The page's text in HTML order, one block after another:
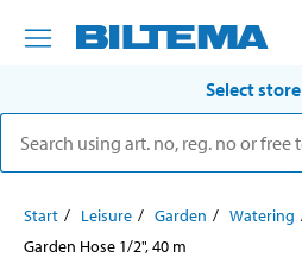
Select store
Start Leisure Garden Watering
Garden Hose 1/2", 40 m